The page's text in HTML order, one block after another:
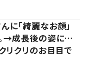
に「綺麗なお顔」
→成長後の姿に…
リクリのお目目で